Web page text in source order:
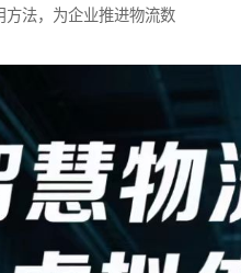
法，为企业推进物流数